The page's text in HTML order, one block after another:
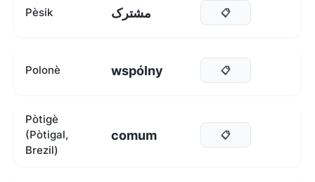
Pèsik مشترک 📋
Polonè wspólny 📋
Pòtigè
(Pòtigal,
Brezil)
comum 📋